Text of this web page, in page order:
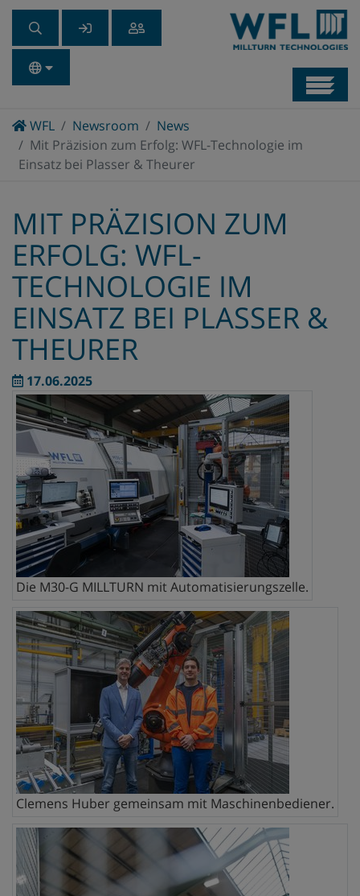
WFLHomeNewsroom
News
Mit Präzision zum Erfolg: WFL-Technologie im
Einsatz bei Plasser & Theurer
MIT PRÄZISION ZUM
ERFOLG: WFL-
TECHNOLOGIE IM
EINSATZ BEI PLASSER &
THEURER
17.06.2025
Die M30-G MILLTURN mit Automatisierungszelle.
Clemens Huber gemeinsam mit Maschinenbediener.